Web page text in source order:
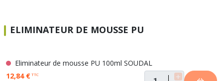
ELIMINATEUR DE MOUSSE PU
Eliminateur de mousse PU 100ml SOUDAL
12,84 €TTC